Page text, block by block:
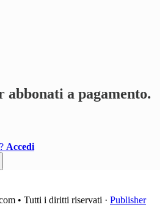
abbonati a pagamento.
Accedi
• Tutti i diritti riservati · Publisher